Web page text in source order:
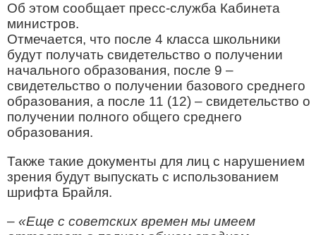
Об этом сообщает пресс-служба Кабинета
министров.
Отмечается, что после 4 класса школьники
будут получать свидетельство о получении
начального образования, после 9 –
свидетельство о получении базового среднего
образования, а после 11 (12) – свидетельство о
получении полного общего среднего
образования.
Также такие документы для лиц с нарушением
зрения будут выпускать с использованием
шрифта Брайля.
– «Еще с советских времен мы имеем